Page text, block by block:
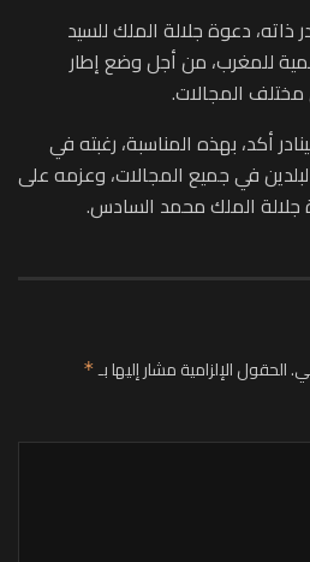
دعوة جلالة الملك للسيد
للمغرب، من أجل وضع إطار
مختلف المجالات.
أكد، بهذه المناسبة، رغبته في
البلدين في جميع المجالات، وعزمه على
جلالة الملك محمد السادس.
الحقول الإلزامية مشار إليها بـ*